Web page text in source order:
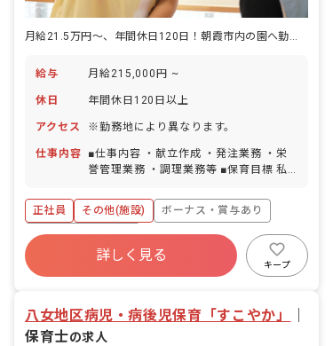
康的な身体づくりを行う」。 特に私たち
ちが1対1で向き合える場所づくり。子ど
しています。
給与 月給215,000円 ~
休日 年間休日120日以上
アクセス ※勤務地により異なります。
仕事内容
■仕事内容 ・献立作成 ・発注業務 ・栄
誉管理業務 ・調理業務等 ■保育目標 私
性を伸ばし節度ある子どもを育てる」
「健康で明るく豊かな心をもつ子どもを
育てる」「いろいろな行事を経験しなが
ら季節感を知り、乳幼児期に必要な運動
を十分に取り入れ、健康的な身体づくり
を行う」。 特に私たちが大事にしている
える場所づくり。子どもたちにしっかり
向き合う保育を大切にしています。
正社員 その他(施設)
ボーナス・賞与あり
年間休日120日以上
寮・住宅・家賃補助あり
社会保険完備
昇給昇進あり
詳しく見る
キープ
八女地区病児・病後児保育「すこやか」
保育士の求人